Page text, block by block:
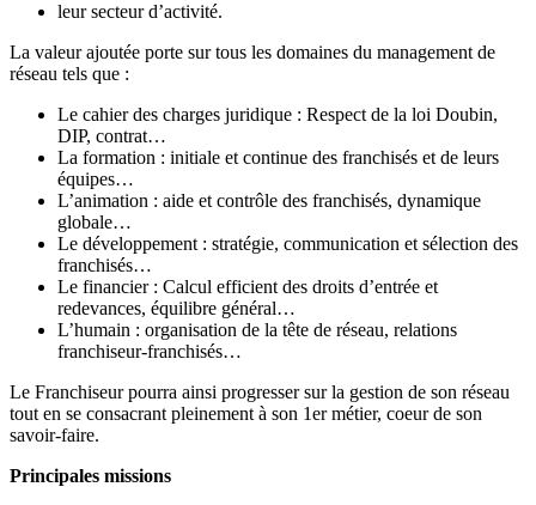
leur secteur d’activité.
La valeur ajoutée porte sur tous les domaines du management de
réseau tels que :
Le cahier des charges juridique : Respect de la loi Doubin,
DIP, contrat…
La formation : initiale et continue des franchisés et de leurs
équipes…
L’animation : aide et contrôle des franchisés, dynamique
globale…
Le développement : stratégie, communication et sélection des
franchisés…
Le financier : Calcul efficient des droits d’entrée et
redevances, équilibre général…
L’humain : organisation de la tête de réseau, relations
franchiseur-franchisés…
Le Franchiseur pourra ainsi progresser sur la gestion de son réseau
tout en se consacrant pleinement à son 1er métier, coeur de son
savoir-faire.
Principales missions